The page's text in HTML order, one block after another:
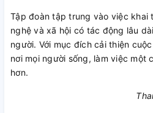
Tập đoàn tập trung vào việc khai
nghệ và xã hội có tác động lâu
người. Với mục đích cải thiện
nơi mọi người sống, làm việc một
hơn.